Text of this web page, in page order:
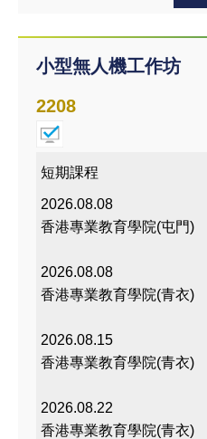
小型無人機工作坊
2208
短期課程
2026.08.08
香港專業教育學院(屯門)
2026.08.08
香港專業教育學院(青衣)
2026.08.15
香港專業教育學院(青衣)
2026.08.22
香港專業教育學院(青衣)